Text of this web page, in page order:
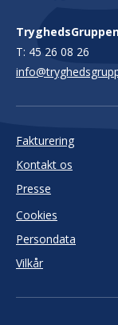
T: 45 26 08 26
Fakturering
Kontakt os
Presse
Cookies
Persondata
Vilkår